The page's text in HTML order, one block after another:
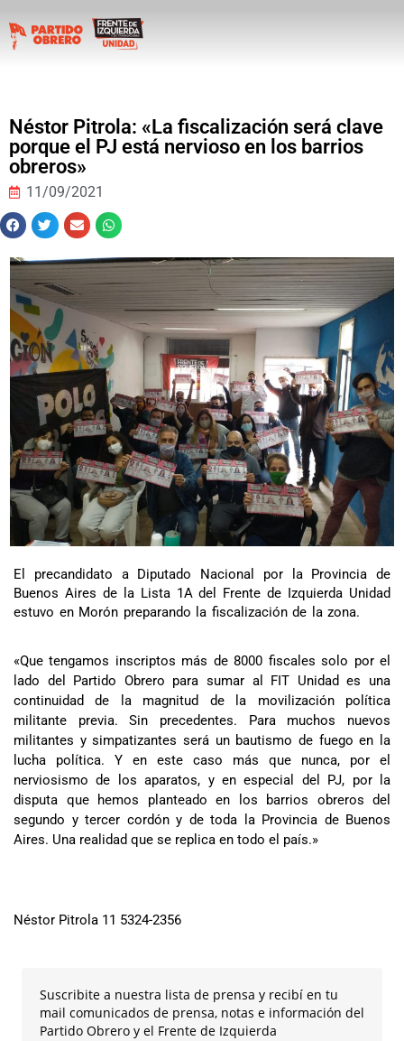
Néstor Pitrola: «La fiscalización será clave
porque el PJ está nervioso en los barrios
obreros»
11/09/2021
El precandidato a Diputado Nacional por la Provincia de
Buenos Aires de la Lista 1A del Frente de Izquierda Unidad
estuvo en Morón preparando la fiscalización de la zona.
«Que tengamos inscriptos más de 8000 fiscales solo por el
lado del Partido Obrero para sumar al FIT Unidad es una
continuidad de la magnitud de la movilización política
militante previa. Sin precedentes. Para muchos nuevos
militantes y simpatizantes será un bautismo de fuego en la
lucha política. Y en este caso más que nunca, por el
nerviosismo de los aparatos, y en especial del PJ, por la
disputa que hemos planteado en los barrios obreros del
segundo y tercer cordón y de toda la Provincia de Buenos
Aires. Una realidad que se replica en todo el país.»
Néstor Pitrola 11 5324-2356
Suscribite a nuestra lista de prensa y recibí en tu
mail comunicados de prensa, notas e información del
Partido Obrero y el Frente de Izquierda